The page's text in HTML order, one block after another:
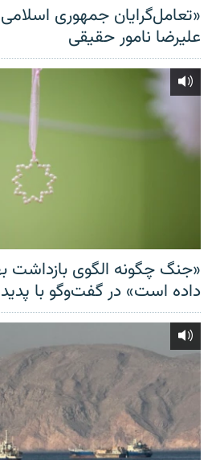
«تعامل‌گرایان جمهوری
علیرضا نامور حقیقی
«جنگ چگونه الگوی بازداشت
داده است» در گفت‌وگو با